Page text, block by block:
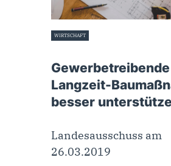
WIRTSCHAFT
Langzeit-
besser
Landesausschuss am
26.03.2019